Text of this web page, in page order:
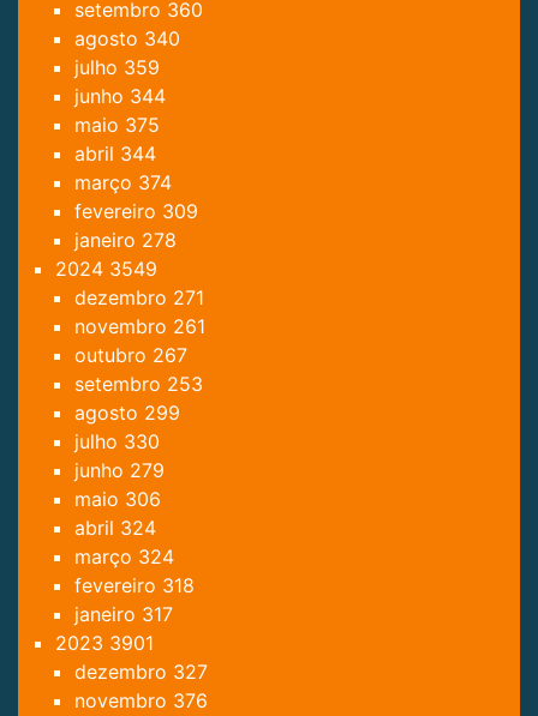
setembro 360
agosto 340
julho 359
junho 344
maio 375
abril 344
março 374
fevereiro 309
janeiro 278
2024 3549
dezembro 271
novembro 261
outubro 267
setembro 253
agosto 299
julho 330
junho 279
maio 306
abril 324
março 324
fevereiro 318
janeiro 317
2023 3901
dezembro 327
novembro 376